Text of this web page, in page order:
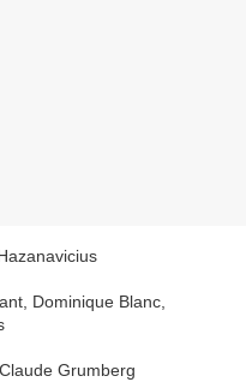
Dominique Blanc,
Grumberg